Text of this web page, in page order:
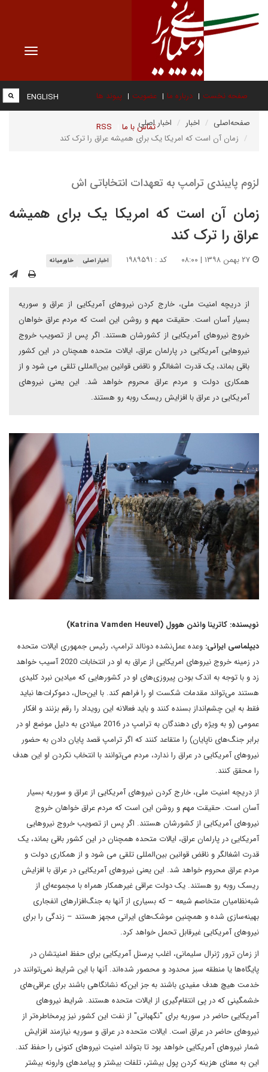
Toggle
صفحه نخست درباره ما عضویت پیوند ها
تماس با ما RSS
ENGLISH
صفحه‌اصلی اخبار
اخبار اصلی
زمان آن است که امریکا یک برای همیشه عراق را ترک کند
لزوم پایبندی ترامپ به تعهدات انتخاباتی اش
زمان آن است که امریکا یک برای همیشه
عراق را ترک کند
کد : ۱۹۸۹۵۹۱ اخبار اصلی خاورمیانه
از دریچه امنیت ملی، خارج کردن نیروهای آمریکایی از عراق و سوریه
بسیار آسان است. حقیقت مهم و روشن این است که مردم عراق خواهان
خروج نیروهای آمریکایی از کشورشان هستند. اگر پس از تصویب خروج
نیروهایی آمریکایی در پارلمان عراق، ایالات متحده همچنان در این کشور
باقی بماند، یک قدرت اشغالگر و ناقض قوانین بین‌المللی تلقی می شود و از
همکاری دولت و مردم عراق محروم خواهد شد. این یعنی نیروهای
آمریکایی در عراق با افزایش ریسک روبه رو هستند.
نویسنده: کاترینا واندن هوول (Katrina Vamden Heuvel)
دیپلماسی ایرانی: وعده عمل‌نشده‌ دونالد ترامپ، رئیس جمهوری ایالات متحده
در زمینه خروج نیروهای امریکایی از عراق به او در انتخابات 2020 آسیب خواهد
زد و با توجه به اندک‌ بودن پیروزی‌های او در کشورهایی که میادین نبرد کلیدی
هستند می‌تواند مقدمات شکست او را فراهم کند. با این‌حال، دموکرات‌ها نباید
فقط به این چشم‌انداز بسنده کنند و باید فعالانه این رویداد را رقم بزنند و افکار
عمومی (و به ویژه رای دهندگان به ترامپ در 2016 میلادی به دلیل موضع او در
برابر جنگ‌های ناپایان) را متقاعد کنند که اگر ترامپ قصد پایان دادن به حضور
نیروهای آمریکایی در عراق را ندارد، مردم می‌توانند با انتخاب نکردن او این هدف
را محقق کنند.
از دریچه امنیت ملی، خارج کردن نیروهای آمریکایی از عراق و سوریه بسیار
آسان است. حقیقت مهم و روشن این است که مردم عراق خواهان خروج
نیروهای آمریکایی از کشورشان هستند. اگر پس از تصویب خروج نیروهایی
آمریکایی در پارلمان عراق، ایالات متحده همچنان در این کشور باقی بماند، یک
قدرت اشغالگر و ناقض قوانین بین‌المللی تلقی می شود و از همکاری دولت و
مردم عراق محروم خواهد شد. این یعنی نیروهای آمریکایی در عراق با افزایش
ریسک روبه رو هستند. یک دولت عراقی غیرهمکار همراه با مجموعه‌ای از
شبه‌نظامیان متخاصم شیعه – که بسیاری از آنها به جنگ‌افزارهای انفجاری
بهینه‌سازی شده و همچنین موشک‌های ایرانی مجهز هستند – زندگی را برای
نیروهای آمریکایی غیرقابل تحمل خواهد کرد.
از زمان ترور ژنرال سلیمانی، اغلب پرسنل آمریکایی برای حفظ امنیتشان در
پایگاه‌ها یا منطقه سبز محدود و محصور شده‌اند. آنها با این شرایط نمی‌توانند در
خدمت هیچ هدف مفیدی باشند به جز این‌که نشانگاهی باشند برای عراقی‌های
خشمگینی که در پی انتقام‌گیری از ایالات متحده هستند. شرایط نیروهای
آمریکایی حاضر در سوریه برای "نگهبانی" از نفت این کشور نیز پرمخاطره‌تر از
نیروهای حاضر در عراق است. ایالات متحده در عراق و سوریه نیازمند افزایش
شمار نیروهای آمریکایی خواهد بود تا بتواند امنیت نیروهای کنونی را حفظ کند.
این به معنای هزینه کردن پول بیشتر، تلفات بیشتر و پیامدهای وارونه‌ بیشتر